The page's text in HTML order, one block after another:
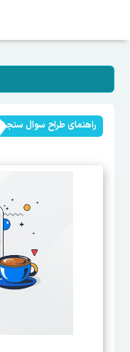
راهنمای طراح سوال سنجش